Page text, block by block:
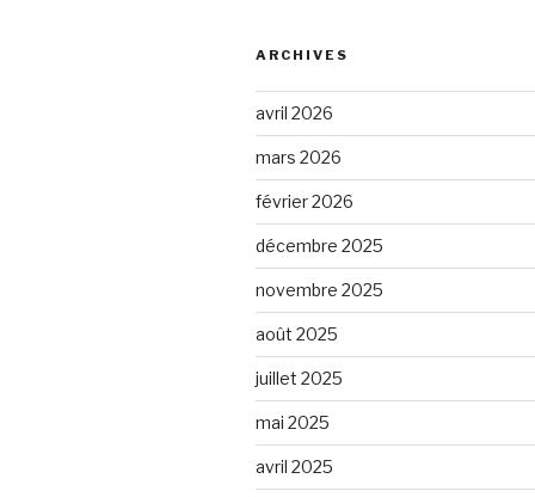
ARCHIVES
avril 2026
mars 2026
février 2026
décembre 2025
novembre 2025
août 2025
juillet 2025
mai 2025
avril 2025